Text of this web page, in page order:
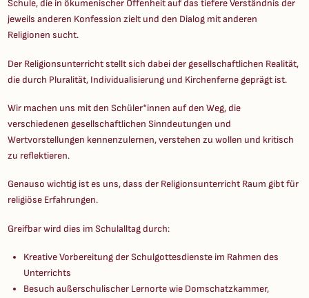
Schule, die in ökumenischer Offenheit auf das tiefere Verständnis der
jeweils anderen Konfession zielt und den Dialog mit anderen
Religionen sucht.
Der Religionsunterricht stellt sich dabei der gesellschaftlichen Realität,
die durch Pluralität, Individualisierung und Kirchenferne geprägt ist.
Wir machen uns mit den Schüler*innen auf den Weg, die
verschiedenen gesellschaftlichen Sinndeutungen und
Wertvorstellungen kennenzulernen, verstehen zu wollen und kritisch
zu reflektieren.
Genauso wichtig ist es uns, dass der Religionsunterricht Raum gibt für
religiöse Erfahrungen.
Greifbar wird dies im Schulalltag durch:
Kreative Vorbereitung der Schulgottesdienste im Rahmen des
Unterrichts
Besuch außerschulischer Lernorte wie Domschatzkammer,